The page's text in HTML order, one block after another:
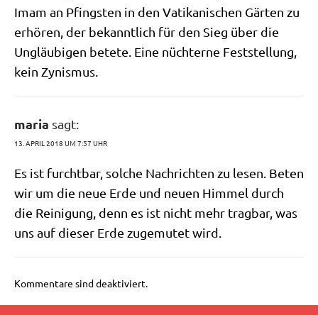
Imam an Pfing­sten in den Vati­ka­ni­schen Gär­ten zu
erhö­ren, der bekannt­lich für den Sieg über die
Ungläu­bi­gen bete­te. Eine nüch­ter­ne Fest­stel­lung,
kein Zynismus.
maria sagt:
13. APRIL 2018 UM 7:57 UHR
Es ist furcht­bar, sol­che Nach­rich­ten zu lesen. Beten
wir um die neue Erde und neu­en Him­mel durch
die Rei­ni­gung, denn es ist nicht mehr trag­bar, was
uns auf die­ser Erde zuge­mu­tet wird.
Kommentare sind deaktiviert.